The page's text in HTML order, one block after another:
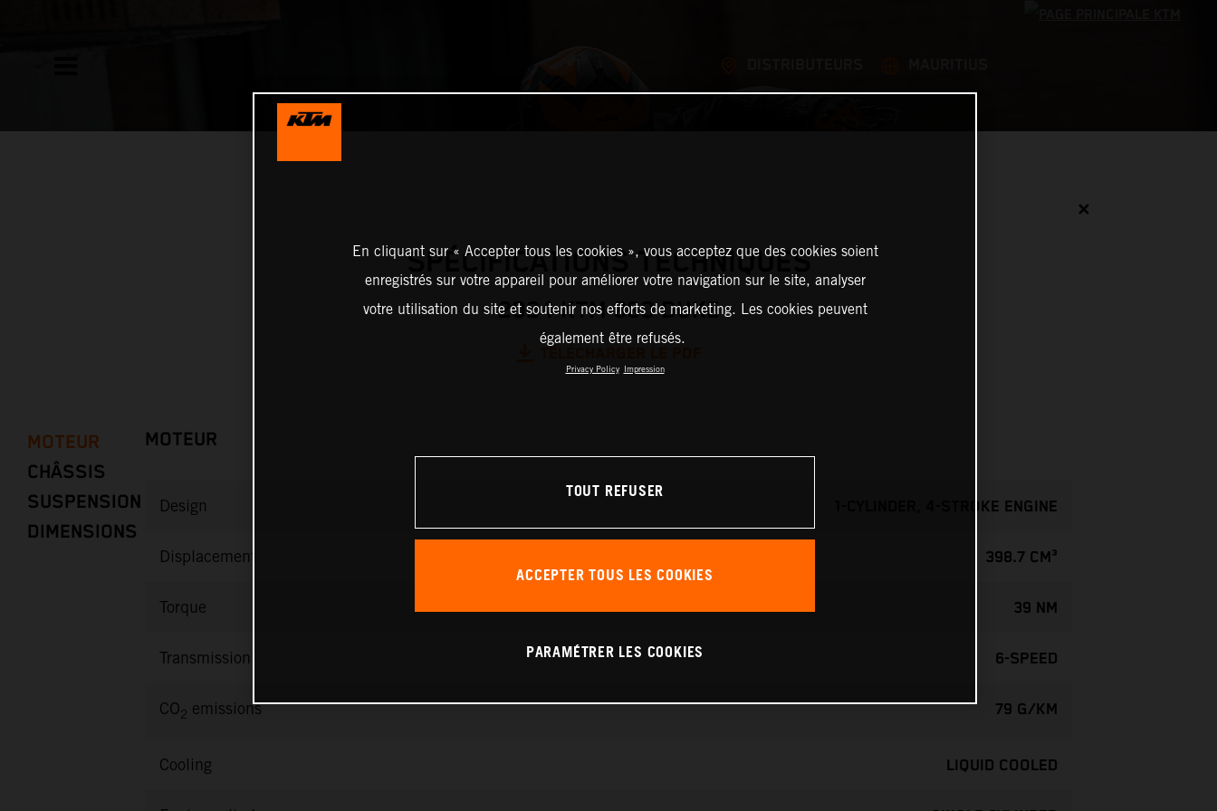
✕
SPÉCIFICATIONS TECHNIQUES
2024 KTM 390 DUKE
MOTEUR
CHÂSSIS
SUSPENSION
DIMENSIONS
MOTEUR
Design 1-CYLINDER, 4-STROKE ENGINE
Displacement 398.7 CM³
Torque 39 NM
Transmission 6-SPEED
CO2 emissions 79 G/KM
Cooling LIQUID COOLED
En cliquant sur « Accepter tous les cookies », vous acceptez que des cookies soient
enregistrés sur votre appareil pour améliorer votre navigation sur le site, analyser
votre utilisation du site et soutenir nos efforts de marketing. Les cookies peuvent
également être refusés.
Privacy Policy Impression
TOUT REFUSER
ACCEPTER TOUS LES COOKIES
PARAMÉTRER LES COOKIES